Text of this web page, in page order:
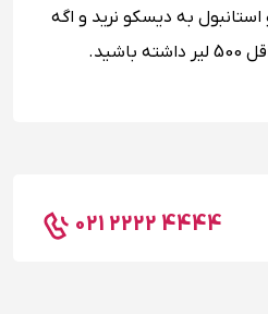
به دیسکو نرید و اگه
021 2222 4444